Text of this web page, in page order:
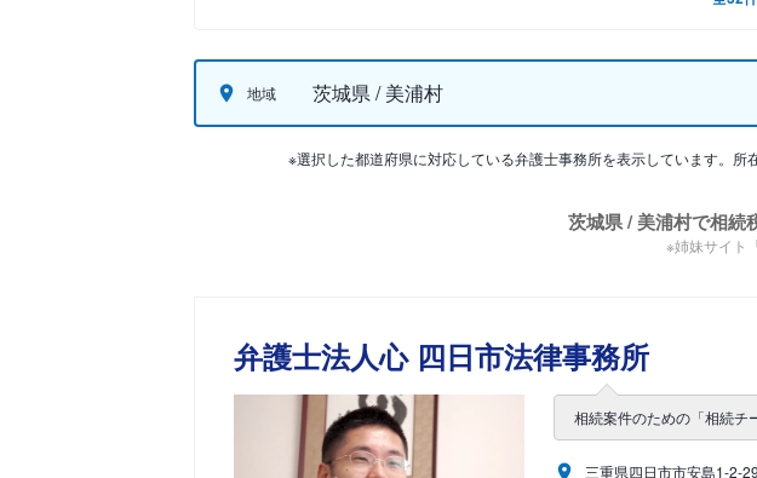
地域 茨城県 / 美浦村
※選択した都道府県に対応している弁護士事務所を表示しています。所
茨城県 / 美浦村で相続
※姉妹サイト
弁護士法人心 四日市法律事務所
相続案件のための「相続チ
三重県四日市市安島1-2-